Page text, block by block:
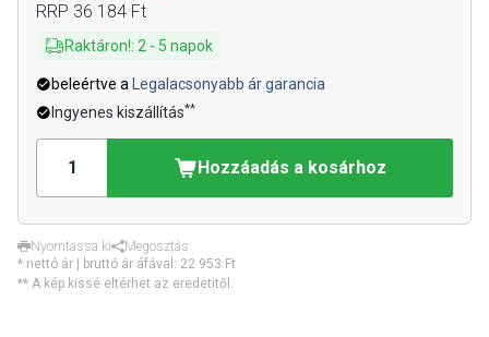
RRP 36 184 Ft
Raktáron!: 2 - 5 napok
beleértve a
Legalacsonyabb ár garancia
Ingyenes kiszállítás**
Hozzáadás a kosárhoz
Nyomtassa ki
Megosztás
* nettó ár | bruttó ár áfával: 22 953 Ft
** A kép kissé eltérhet az eredetitől.